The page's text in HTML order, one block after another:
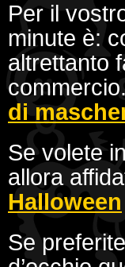
Per il
minute è:
altrettanto
di
Se volete
allora
Halloween
Se